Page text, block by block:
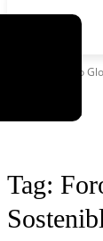
Foro
Tag: